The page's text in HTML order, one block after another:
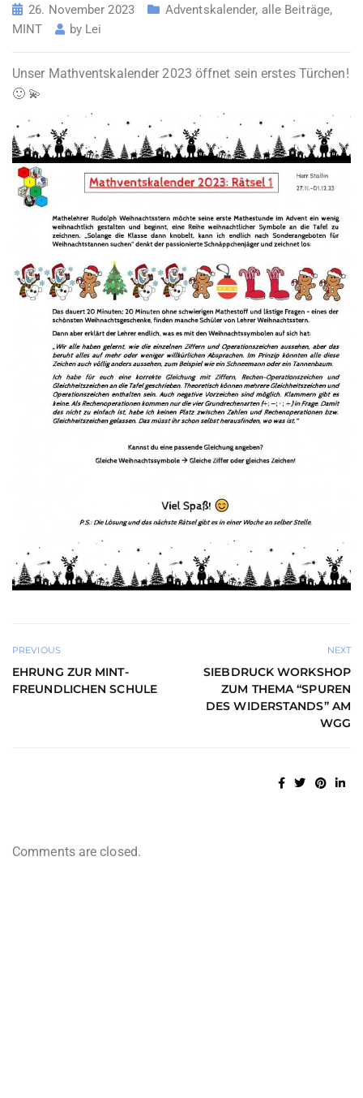
26. November 2023 Adventskalender, alle Beiträge,
MINT
by Lei
Unser Mathventskalender 2023 öffnet sein erstes Türchen!
🙂 💫
PREVIOUS
EHRUNG ZUR MINT-
FREUNDLICHEN SCHULE
NEXT
SIEBDRUCK WORKSHOP
ZUM THEMA “SPUREN
DES WIDERSTANDS” AM
WGG
Comments are closed.